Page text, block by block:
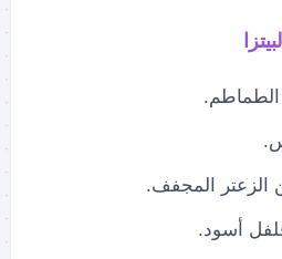
الزعتر المجفف.
أسود.